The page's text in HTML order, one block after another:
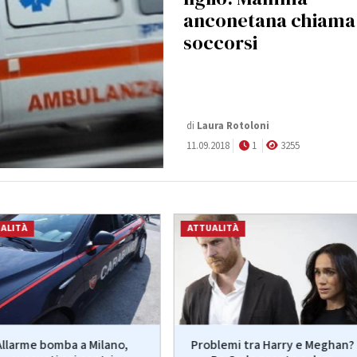
anconetana
soccorsi
di Laura Rotoloni
11.09.2018
1 3255
bomba a Milano,
ATTUALITÀ
Problemi tra Harry e Meghan?